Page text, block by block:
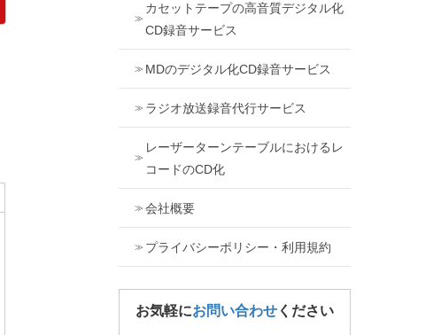
カセットテープの高音質デジタル化
CD録音サービス
MDのデジタル化CD録音サービス
ラジオ放送録音代行サービス
レーザーターンテーブルにおけるレ
コードのCD化
会社概要
プライバシーポリシー・利用規約
お気軽にお問い合わせください